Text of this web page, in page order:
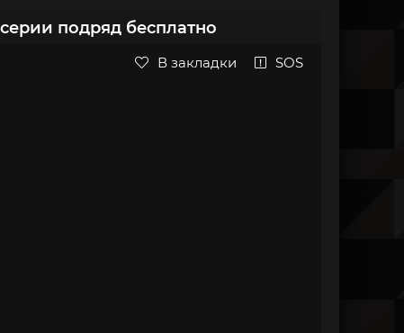
подряд бесплатно
В закладки SOS